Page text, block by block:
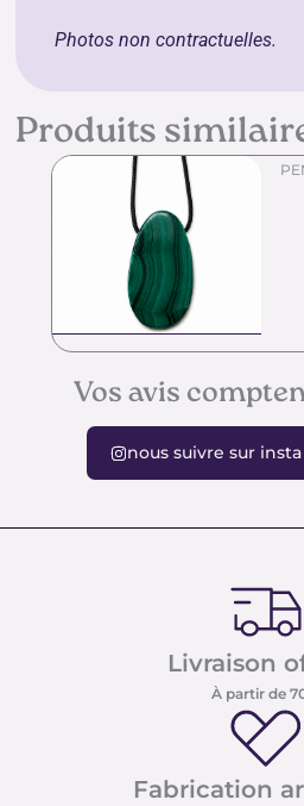
Photos non contractuelles.
Produits
Vos avis
nous suivre sur
Livraison
À partir de
Fabrication